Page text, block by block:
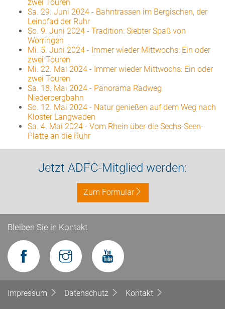
zwei Touren
Sa. 29. Juni 2024 - Bahntrassen im Bergischen, der
Leinpfad der Ruhr
So. 9. Juni 2024 - Tradition: Siebter Spaß von
Worringen
Mi. 5. Juni 2024 - Immer wieder Mittwochs: Ein oder
zwei Touren
Mi. 22. Mai 2024 - Immer wieder Mittwochs: Ein oder
zwei Touren
Sa. 18. Mai 2024 - Panorama Radweg
Niederbergbahn
So. 12. Mai 2024 - Natur genießen auf dem Weg nach
Kloster Langwaden
Sa. 4. Mai 2024 - Vom Rhein über die Sechs-Seen-
Platte an die Ruhr
Jetzt ADFC-Mitglied werden:
Zum Formular
Bleiben Sie in Kontakt
Impressum Datenschutz Kontakt